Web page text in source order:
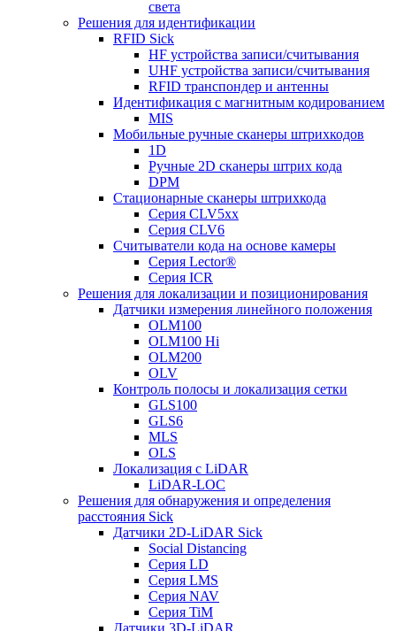
света
Решения для идентификации
RFID Sick
HF устройства записи/считывания
UHF устройства записи/считывания
RFID транспондер и антенны
Идентификация с магнитным кодированием
MIS
Мобильные ручные сканеры штрихкодов
1D
Ручные 2D сканеры штрих кода
DPM
Стационарные сканеры штрихкода
Серия CLV5xx
Серия CLV6
Считыватели кода на основе камеры
Серия Lector®
Серия ICR
Решения для локализации и позиционирования
Датчики измерения линейного положения
OLM100
OLM100 Hi
OLM200
OLV
Контроль полосы и локализация сетки
GLS100
GLS6
MLS
OLS
Локализация с LiDAR
LiDAR-LOC
Решения для обнаружения и определения
расстояния Sick
Датчики 2D-LiDAR Sick
Social Distancing
Серия LD
Серия LMS
Серия NAV
Серия TiM
Датчики 3D-LiDAR